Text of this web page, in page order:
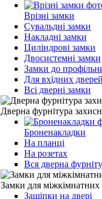
Врізні замки
Сувальдні замки
Накладні замки
Циліндрові замки
Двосистемні замки
Замки до
Для вхідних дверей
Всі дверні замки
Дверна фурнітура
Броненакладки
На планці
На розетах
Вся дверна
Замки для міжкімнатних
Защіпки на двері